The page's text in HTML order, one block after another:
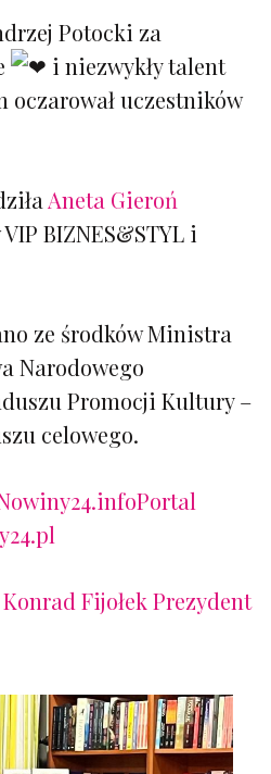
Potocki za
i niezwykły talent
oczarował uczestników
Aneta Gieroń
BIZNES&STYL i
ze środków Ministra
Narodowego
Promocji Kultury –
celowego.
Portal
Konrad Fijołek Prezydent